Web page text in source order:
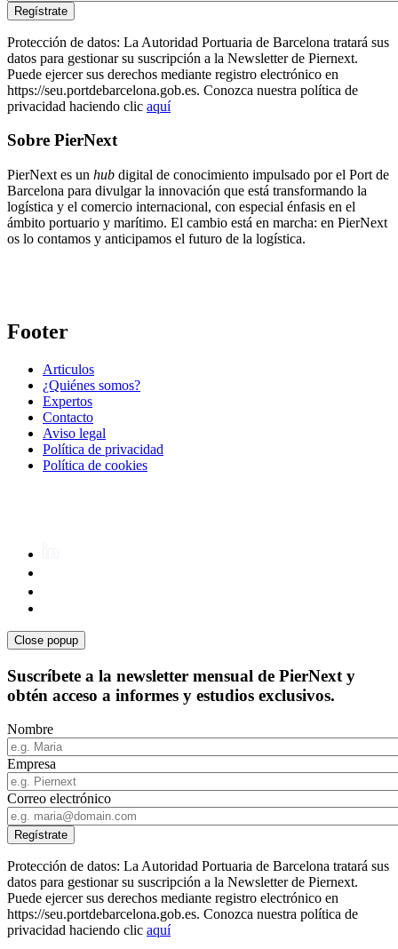
Protección de datos: La Autoridad Portuaria de Barcelona tratará sus
datos para gestionar su suscripción a la Newsletter de Piernext.
Puede ejercer sus derechos mediante registro electrónico en
https://seu.portdebarcelona.gob.es. Conozca nuestra política de
privacidad haciendo clic aquí
Sobre PierNext
PierNext es un hub digital de conocimiento impulsado por el Port de
Barcelona para divulgar la innovación que está transformando la
logística y el comercio internacional, con especial énfasis en el
ámbito portuario y marítimo. El cambio está en marcha: en PierNext
os lo contamos y anticipamos el futuro de la logística.
Footer
Articulos
¿Quiénes somos?
Expertos
Contacto
Aviso legal
Política de privacidad
Política de cookies
Close popup
Suscríbete a la newsletter mensual de PierNext y
obtén acceso a informes y estudios exclusivos.
Nombre
Empresa
Correo electrónico
Protección de datos: La Autoridad Portuaria de Barcelona tratará sus
datos para gestionar su suscripción a la Newsletter de Piernext.
Puede ejercer sus derechos mediante registro electrónico en
https://seu.portdebarcelona.gob.es. Conozca nuestra política de
privacidad haciendo clic aquí